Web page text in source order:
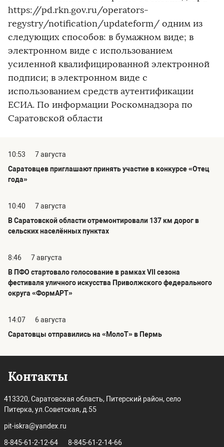
https://pd.rkn.gov.ru/operators-
regystry/notification/updateform/ одним из
следующих способов: в бумажном виде; в
электронном виде с использованием
усиленной квалифицированной электронной
подписи; в электронном виде с
использованием средств аутентификации
ЕСИА. По информации Роскомнадзора по
Саратовской области
10:53
7 августа
Саратовцев приглашают принять участие в конкурсе «Отец
года»
10:40
7 августа
В Саратовской области отремонтировали 137 км дорог в
сельских населённых пунктах
8:46
7 августа
В ПФО стартовало голосование в рамках VII сезона
фестиваля уличного искусства Приволжского федерального
округа «ФормАРТ»
14:07
6 августа
Саратовцы отправились на «МолоТ» в Пермь
Контакты
413320, Саратовская область, Питерский район, село
Питерка, ул.Советская, д.55
pit-iskra@yandex.ru
8-845-61-2-12-64 8-845-61-2-14-66